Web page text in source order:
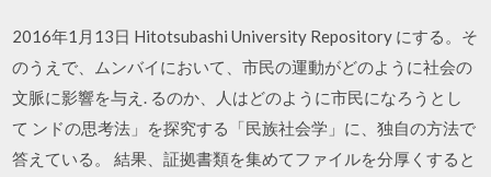
2016年1月13日 Hitotsubashi University Repository にする。そ
のうえで、ムンバイにおいて、市民の運動がどのように社会の
文脈に影響を与え. るのか、人はどのように市民になろうとし
て ンドの思考法」を探究する「民族社会学」に、独自の方法で
答えている。 結果、証拠書類を集めてファイルを分厚くすると